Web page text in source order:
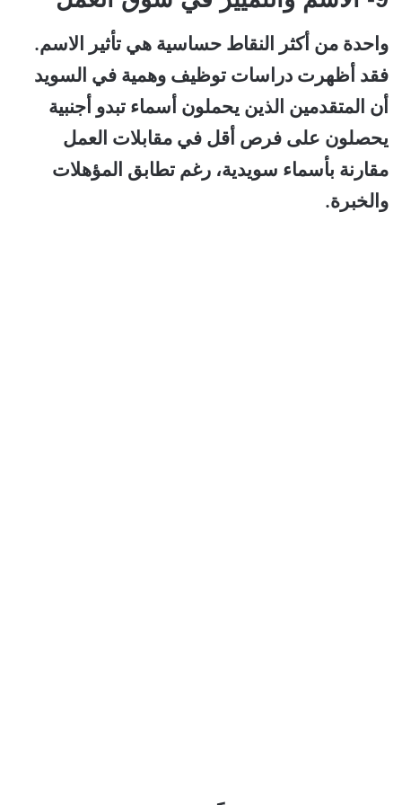
واحدة من أكثر النقاط حساسية هي تأثير الاسم.
فقد أظهرت دراسات توظيف وهمية في السويد
أن المتقدمين الذين يحملون أسماء تبدو أجنبية
يحصلون على فرص أقل في مقابلات العمل
مقارنة بأسماء سويدية، رغم تطابق المؤهلات
والخبرة.